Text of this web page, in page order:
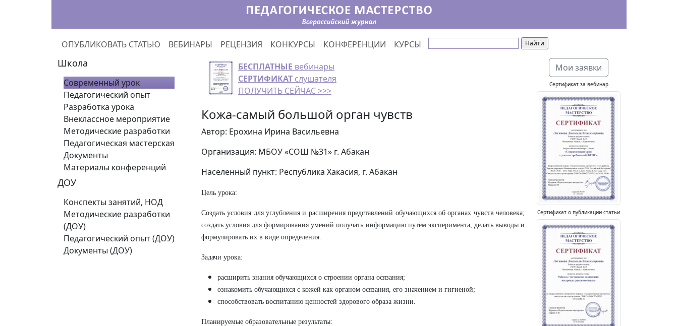
ОПУБЛИКОВАТЬ СТАТЬЮ ВЕБИНАРЫ РЕЦЕНЗИЯ КОНКУРСЫ КОНФЕРЕНЦИИ КУРСЫ
Школа
Современный урок
Педагогический опыт
Разработка урока
Внеклассное мероприятие
Методические разработки
Педагогическая мастерская
Документы
Материалы конференций
ДОУ
Конспекты занятий, НОД
Методические разработки
(ДОУ)
Педагогический опыт (ДОУ)
Документы (ДОУ)
БЕСПЛАТНЫЕ вебинары
СЕРТИФИКАТ слушателя
ПОЛУЧИТЬ СЕЙЧАС >>>
Кожа-самый большой орган чувств
Автор: Ерохина Ирина Васильевна
Организация: МБОУ «СОШ №31» г. Абакан
Населенный пункт: Республика Хакасия, г. Абакан
Цель урока:
Создать условия для углубления и расширения представлений обучающихся об органах чувств человека;
создать условия для формирования умений получать информацию путём эксперимента, делать выводы и
формулировать их в виде определения.
Задачи урока:
расширить знания обучающихся о строении органа осязания;
ознакомить обучающихся с кожей как органом осязания, его значением и гигиеной;
способствовать воспитанию ценностей здорового образа жизни.
Планируемые образовательные результаты:
Мои заявки
Сертификат за вебинар
Сертификат о публикации статьи